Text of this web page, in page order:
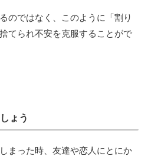
のではなく、このように「割り
てられ不安を克服することがで
ょう
まった時、友達や恋人にとにか